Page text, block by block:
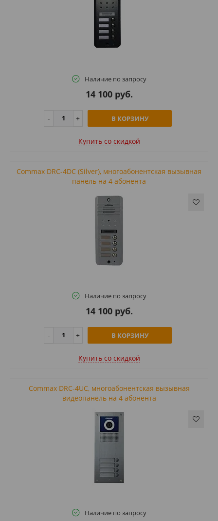
Наличие по запросу
14 100 руб.
В КОРЗИНУ
Купить cо скидкой
Commax DRC-4DC (Silver), многоабонентская вызывная
панель на 4 абонента
Наличие по запросу
14 100 руб.
В КОРЗИНУ
Купить cо скидкой
Commax DRC-4UC, многоабонентская вызывная
видеопанель на 4 абонента
Наличие по запросу